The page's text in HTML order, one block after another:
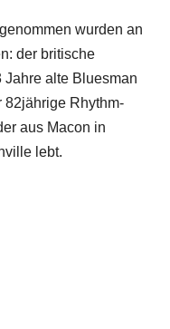
wurden an
der britische
Jahre alte Bluesman
82jährige Rhythm-
aus Macon in
lebt.